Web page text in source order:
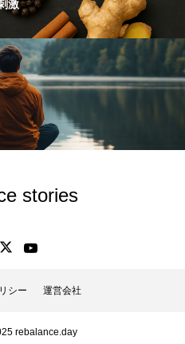
激
stories
シー 運営会社
rebalance.day